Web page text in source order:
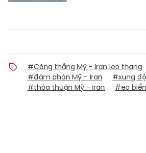
#Căng thẳng Mỹ - Iran leo thang
#đàm phán Mỹ - Iran
#xung
#thỏa thuận Mỹ - Iran
#eo